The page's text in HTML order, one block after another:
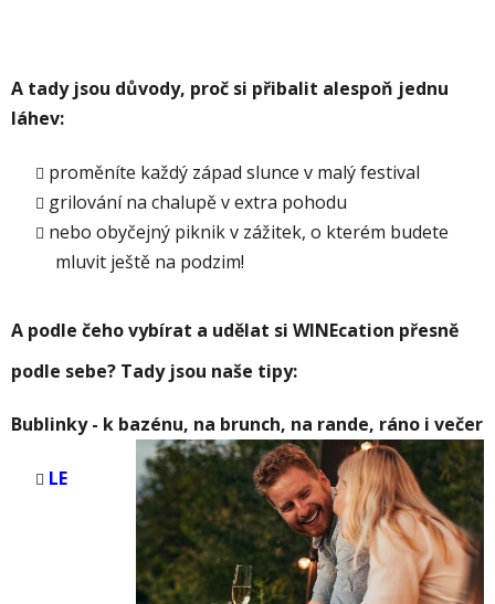
A tady jsou důvody, proč si přibalit alespoň jednu
láhev:
proměníte každý západ slunce v malý festival
grilování na chalupě v extra pohodu
nebo obyčejný piknik v zážitek, o kterém budete
mluvit ještě na podzim!
A podle čeho vybírat a udělat si WINEcation přesně
podle sebe? Tady jsou naše tipy:
Bublinky - k bazénu, na brunch, na rande, ráno i večer
LE